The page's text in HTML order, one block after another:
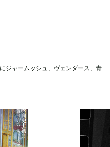
ジャームッシュ、ヴェンダース、青